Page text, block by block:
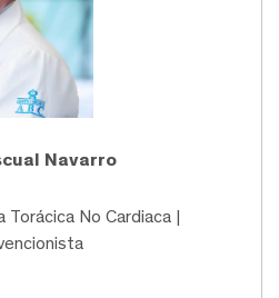
Navarro
Torácica No Cardiaca |